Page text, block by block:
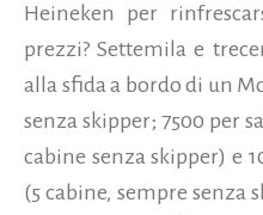
Heineken per
prezzi?Settemila e
alla sfida a bordo di un
senza skipper; 7500 per
cabine senza skipper) e
(5 cabine, sempre senza